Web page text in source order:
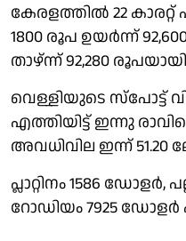
കേരളത്തില്‍ 22
1800 രൂപ ഉയര്‍ന്ന്
താഴ്ന്ന് 92,280
വെള്ളിയുടെ സ്‌പോട്ട്
എത്തിയിട്ട് ഇന്നു
അവധിവില ഇന്ന് 51.20
പ്ലാറ്റിനം 1586 ഡോളര്‍,
റോഡിയം 7925